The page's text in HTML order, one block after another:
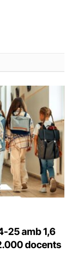
25 amb 1,6
docents